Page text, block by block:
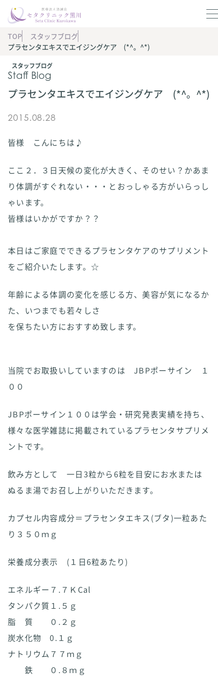
スタッフブログ
Staff Blog
TOP
スタッフブログ
プラセンタエキスでエイジングケア (*^。^*)
プラセンタエキスでエイジングケア (*^。^*)
2015.08.28
皆様 こんにちは♪
ここ２．３日天候の変化が大きく、そのせい？かあま
り体調がすぐれない・・・とおっしゃる方がいらっし
ゃいます。
皆様はいかがですか？？
本日はご家庭でできるプラセンタケアのサプリメント
をご紹介いたします。☆
年齢による体調の変化を感じる方、美容が気になるか
た、いつまでも若々しさ
を保ちたい方におすすめ致します。
当院でお取扱いしていますのは JBPポーサイン １
００
JBPポーサイン１００は学会・研究発表実績を持ち、
様々な医学雑誌に掲載されているプラセンタサプリメ
ントです。
飲み方として 一日3粒から6粒を目安にお水または
ぬるま湯でお召し上がりいただきます。
カプセル内容成分＝プラセンタエキス(ブタ)一粒あた
り３５０ｍｇ
栄養成分表示 (１日6粒あたり)
エネルギー７.７ＫCal
タンパク質１.５ｇ
脂 質 ０.２ｇ
炭水化物 0.１ｇ
ナトリウム７７ｍｇ
鉄 ０.８ｍｇ